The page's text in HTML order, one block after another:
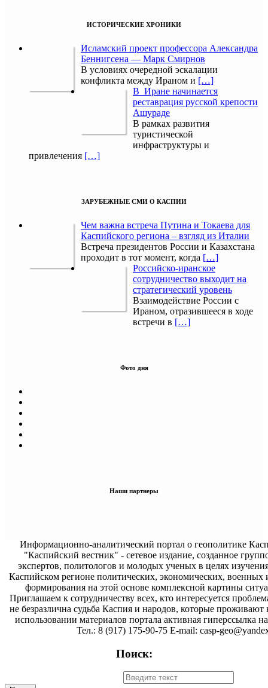
ИСТОРИЧЕСКИЕ ХРОНИКИ
Исламский проект профессора Александра
Беннигсена — Марк Смирнов
В условиях очередной эскалации
конфликта между Ираном и […]
В Иране начинается
реставрация русской крепости
Ашураде
В рамках развития
туристической
инфраструктуры и
привлечения […]
ЗАРУБЕЖНЫЕ СМИ О КАСПИИ
Чем важна встреча Путина и Токаева для
Каспийского региона – взгляд из Италии
Встреча президентов России и Казахстана
проходит в тот момент, когда […]
Российско-иранское
сотрудничество выходит на
стратегический уровень
Взаимодействие России с
Ираном, отразившееся в ходе
встречи в […]
Фото дня
Наши партнеры
Информационно-аналитический портал о геополитике
"Каспийский вестник" - сетевое издание, созданное
экспертов, политологов и молодых ученых в целях
Каспийском регионе политических, экономических, военных
формирования на этой основе комплексной картины
Приглашаем к сотрудничеству всех, кто интересуется
не безразлична судьба Каспия и народов, которые проживают
использовании материалов портала активная гиперссылка на
Тел.: 8 (917) 175-90-75 E-mail: casp-
Поиск: